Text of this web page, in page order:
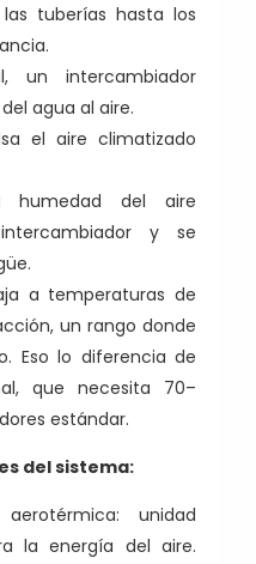
tuberías hasta los
un intercambiador
agua al aire.
el aire climatizado
del aire
y se
a temperaturas de
un rango donde
Eso lo diferencia de
que necesita 70–
estándar.
del sistema:
unidad
la energía del aire.